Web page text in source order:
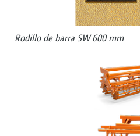
Rodillo de barra SW 600 mm